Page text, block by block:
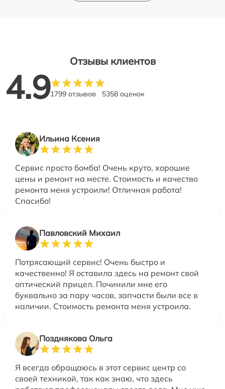
Отзывы клиентов
4.91799 отзывов 5358 оценок
Ильина Ксения
Сервис просто бомба! Очень круто, хорошие
цены и ремонт на месте. Стоимость и качество
ремонта меня устроили! Отличная работа!
Спасибо!
Павловский Михаил
Потрясающий сервис! Очень быстро и
качественно! Я оставила здесь на ремонт свой
оптический прицел. Починили мне его
буквально за пару часов, запчасти были все в
наличии. Стоимость ремонта меня устроила.
Позднякова Ольга
Я всегда обращаюсь в этот сервис центр со
своей техникой, так как знаю, что здесь